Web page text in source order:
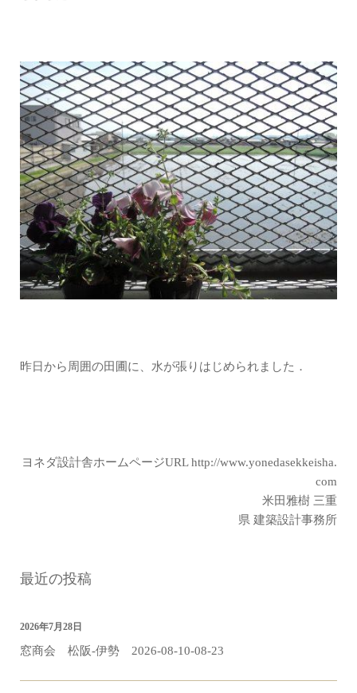
昨日から周囲の田圃に、水が張りはじめられました．
ヨネダ設計舎ホームページURLhttp://www.yonedasekkeisha.
com
米田雅樹 三重
県 建築設計事務所
最近の投稿
窓商会 松阪-伊勢 2026-08-10-08-23
2026年7月28日